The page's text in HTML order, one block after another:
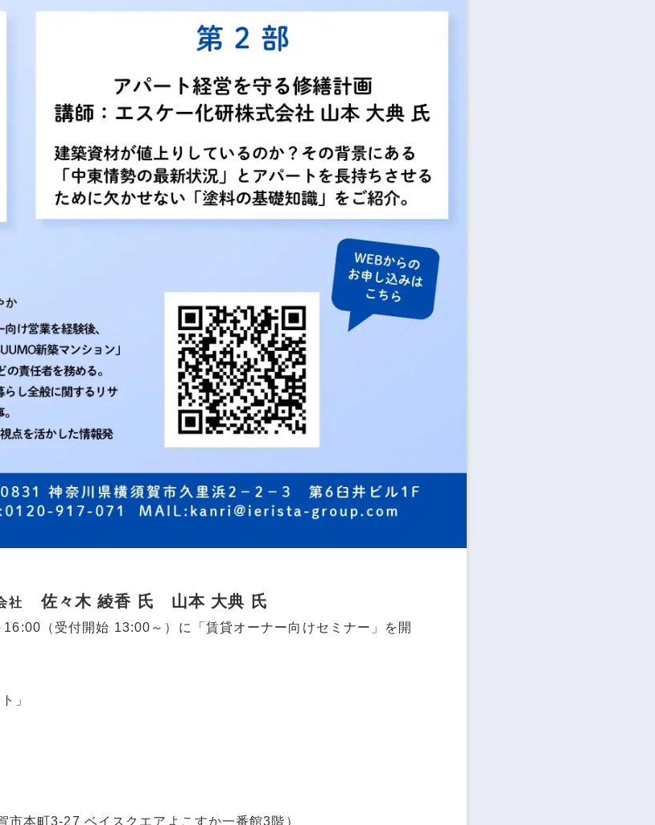
社 佐々木 綾香 氏 山本 大典 氏
（受付開始 13:00～）に「賃貸オーナー向けセミナー」を開
」
本町3-27 ベイスクエアよこすか一番館3階）